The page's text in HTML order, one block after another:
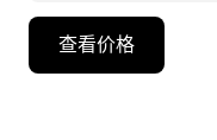
向
查看价格